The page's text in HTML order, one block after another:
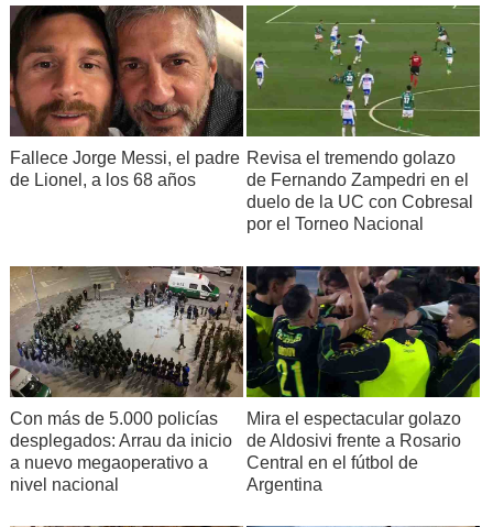
Fallece Jorge Messi, el padre
de Lionel, a los 68 años
Revisa el tremendo golazo
de Fernando Zampedri en el
duelo de la UC con Cobresal
por el Torneo Nacional
Con más de 5.000 policías
desplegados: Arrau da inicio
a nuevo megaoperativo a
nivel nacional
Mira el espectacular golazo
de Aldosivi frente a Rosario
Central en el fútbol de
Argentina